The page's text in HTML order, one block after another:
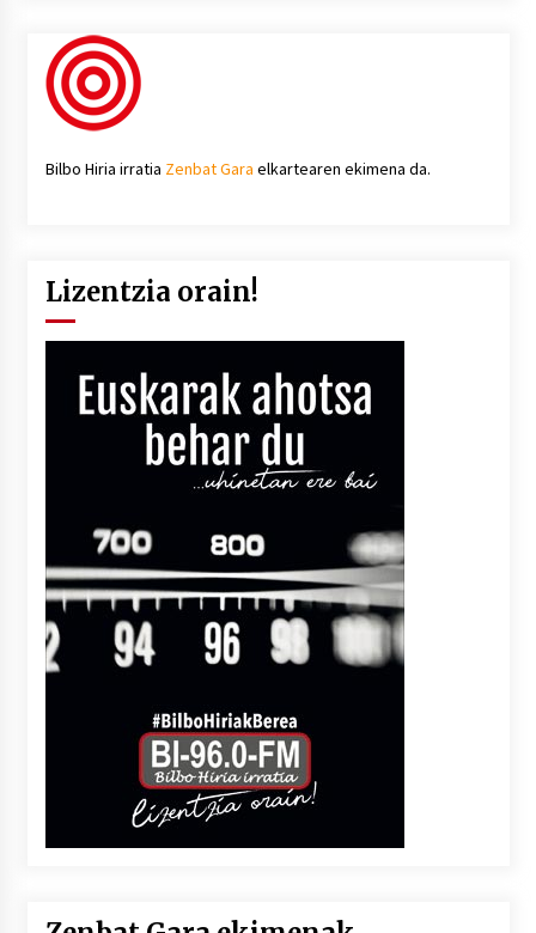
Bilbo Hiria irratia Zenbat Gara elkartearen ekimena da.
Lizentzia orain!